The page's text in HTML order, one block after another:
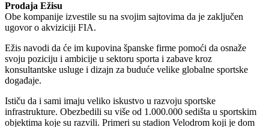
Prodaja Ežisu
Obe kompanije izvestile su na svojim sajtovima da je zaključen
ugovor o akviziciji FIA.
Ežis navodi da će im kupovina španske firme pomoći da osnaže
svoju poziciju i ambicije u sektoru sporta i zabave kroz
konsultantske usluge i dizajn za buduće velike globalne sportske
događaje.
Ističu da i sami imaju veliko iskustvo u razvoju sportske
infrastrukture. Obezbedili su više od 1.000.000 sedišta u sportskim
objektima koje su razvili. Primeri su stadion Velodrom koji je dom